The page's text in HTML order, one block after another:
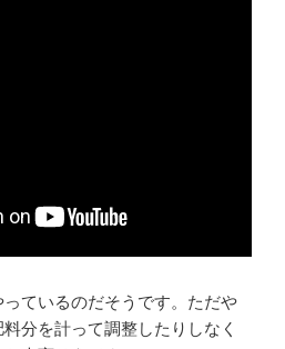
ているのだそうです。ただや
分を計って調整したりしなく